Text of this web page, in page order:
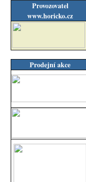
Provozovatel
www.horicko.cz
Prodejní akce